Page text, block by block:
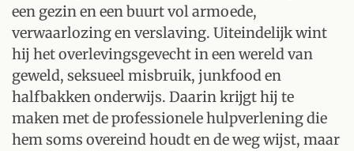
een gezin en een buurt vol armoede,
verwaarlozing en verslaving. Uiteindelijk wint
hij het overlevingsgevecht in een wereld van
geweld, seksueel misbruik, junkfood en
halfbakken onderwijs. Daarin krijgt hij te
maken met de professionele hulpverlening die
hem soms overeind houdt en de weg wijst, maar